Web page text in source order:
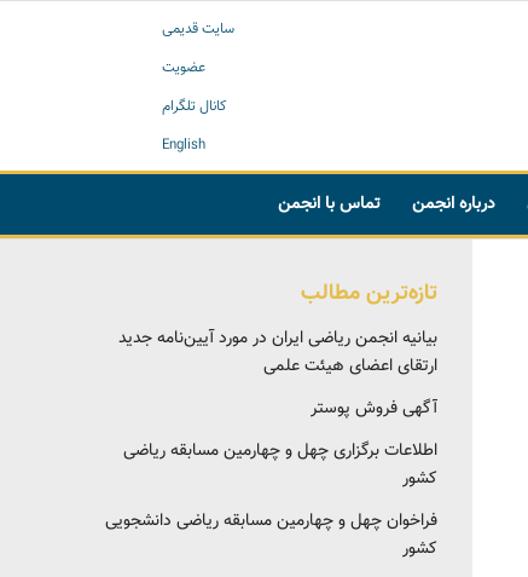
سایت قدیمی
عضویت
کانال تلگرام
English
درباره انجمن تماس با انجمن
تازه‌ترین مطالب
بیانیه انجمن ریاضی ایران در مورد آیین‌نامه جدید
ارتقای اعضای هیئت علمی
آگهی فروش پوستر
اطلاعات برگزاری چهل و چهارمین مسابقه ریاضی
کشور
فراخوان چهل و چهارمین مسابقه ریاضی دانشجویی
کشور‎‎